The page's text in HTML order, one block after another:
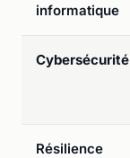
informatique
Cybersécurité
Résilience